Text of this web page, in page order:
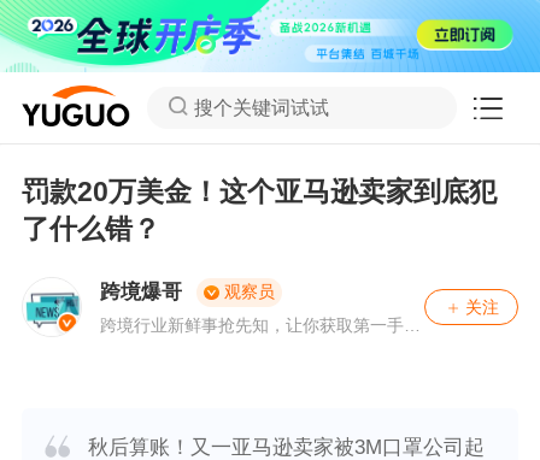
搜个关键词试试
罚款20万美金！这个亚马逊卖家到底犯
了什么错？
跨境爆哥
观察员
跨境行业新鲜事抢先知，让你获取第一手八
关注
秋后算账！又一亚马逊卖家被3M口罩公司起